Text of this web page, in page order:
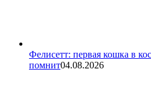
Фелисетт: первая кошка в
помнит04.08.2026